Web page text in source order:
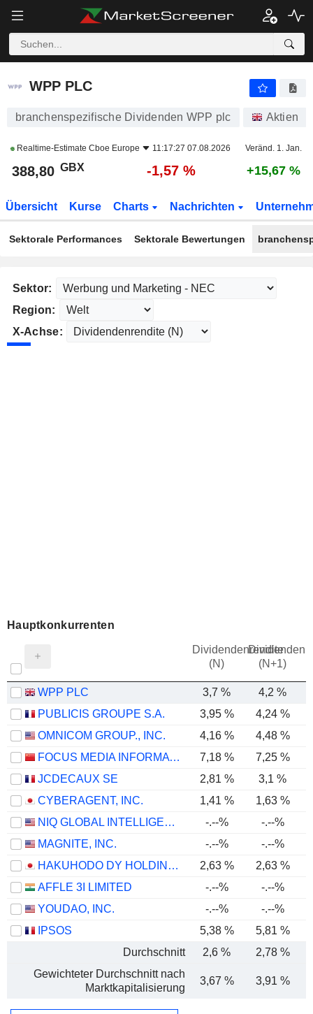
WPP PLC
WPP PLC
branchenspezifische Dividenden WPP plc Aktien
Realtime-Estimate Cboe Europe 11:17:27 07.08.2026 Veränd. 1. Jan.
388,80 GBX -1,57 % +15,67 %
Übersicht Kurse Charts Nachrichten
Sektorale Performances Sektorale Bewertungen
Sektor:
Region:
X-Achse:
Hauptkonkurrenten
Dividendenrendite
(N)
(N+1)
WPP PLC 3,7 %
4,2 %
PUBLICIS GROUPE S.A.
3,95 % 4,24 %
OMNICOM GROUP., INC.
4,16 %
4,48 %
FOCUS MEDIA INFORMATION TECHNOLOGY CO., LTD.
7,18 % 7,25 %
JCDECAUX SE
2,81 % 3,1 %
CYBERAGENT, INC.
1,41 % 1,63 %
NIQ GLOBAL INTELLIGENCE PLC
-.--% -.--%
MAGNITE, INC.
-.--% -.--%
HAKUHODO DY HOLDINGS INC
2,63 % 2,63 %
AFFLE 3I LIMITED
-.--% -.--%
YOUDAO, INC.
-.--% -.--%
IPSOS
5,38 %
5,81 %
Durchschnitt
2,6 % 2,78 %
Gewichteter Durchschnitt nach
Marktkapitalisierung
3,67 % 3,91 %